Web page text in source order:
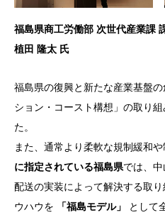
福島県商工労働部 次世代産業課
植田 隆太 氏
福島県の復興と新たな産業基盤
ション・コースト構想」の取り
た。
また、通常より柔軟な規制緩和
に指定されている福島県では、
配送の実装によって解決する取
ウハウを
「福島モデル」
として